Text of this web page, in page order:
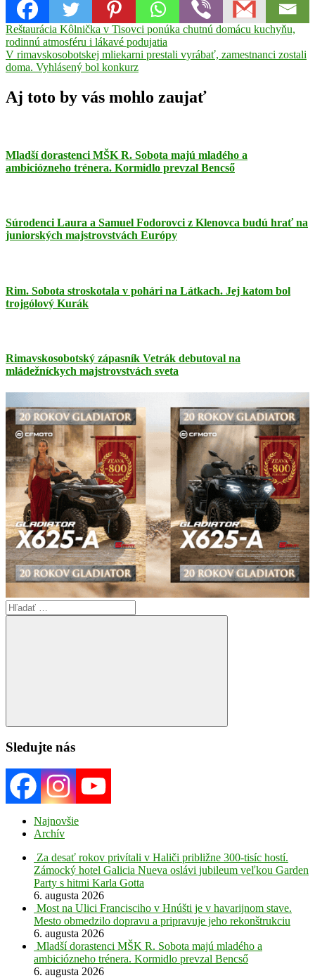
Ema
KocúrováKick-
box
Leon
di
Jesolomajstrovstvá
Navigácia
v
článku
Previous
Post:
Reštaurácia Kôlnička v Tisovci ponúka chutnú domácu kuchyňu,
rodinnú atmosféru i lákavé podujatia
Next
Post:
V rimavskosobotskej mliekarni prestali vyrábať, zamestnanci zostali
doma. Vyhlásený bol konkurz
Aj toto by vás mohlo zaujať
Mladší dorastenci MŠK R. Sobota majú mladého a
ambiciózneho trénera. Kormidlo prevzal Bencső
Súrodenci Laura a Samuel Fodorovci z Klenovca budú hrať na
juniorských majstrovstvách Európy
Rim. Sobota stroskotala v pohári na Látkach. Jej katom bol
trojgólový Kurák
Rimavskosobotský zápasník Vetrák debutoval na
mládežníckych majstrovstvách sveta
Search
for:
Search
Sledujte nás
Najnovšie
Archív
Za desať rokov privítali v Haliči približne 300-tisíc hostí.
Zámocký hotel Galicia Nueva oslávi jubileum veľkou Garden
Party s hitmi Karla Gotta
6. augusta 2026
Most na Ulici Francisciho v Hnúšti je v havarijnom stave.
Mesto obmedzilo dopravu a pripravuje jeho rekonštrukciu
6. augusta 2026
Mladší dorastenci MŠK R. Sobota majú mladého a
ambiciózneho trénera. Kormidlo prevzal Bencső
6. augusta 2026